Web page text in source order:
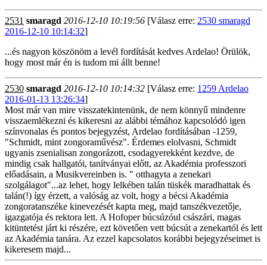
2531 smaragd 2016-12-10 10:19:56 [Válasz erre: 2530 smaragd
2016-12-10 10:14:32]
...és nagyon köszönöm a levél fordítását kedves Ardelao! Örülök,
hogy most már én is tudom mi állt benne!
2530 smaragd 2016-12-10 10:14:32 [Válasz erre: 1259 Ardelao
2016-01-13 13:26:34]
Most már van mire visszatekintenünk, de nem könnyű mindenre
visszaemlékezni és kikeresni az alábbi témához kapcsolódó igen
színvonalas és pontos bejegyzést, Ardelao fordításában -1259,
"Schmidt, mint zongoraművész". Érdemes elolvasni, Schmidt
ugyanis zsenialisan zongorázott, csodagyerekként kezdve, de
mindig csak hallgatói, tanítványai előtt, az Akadémia professzori
előadásain, a Musikvereinben is. " otthagyta a zenekari
szolgálagot"...az lehet, hogy lelkében talán tüskék maradhattak és
talán(!) így érzett, a valóság az volt, hogy a bécsi Akadémia
zongoratanszéke kinevezését kapta meg, majd tanszékvezetője,
igazgatója és rektora lett. A Hofoper búcsúzóul császári, magas
kitüntetést járt ki részére, ezt követően vett búcsút a zenekartól és lett
az Akadémia tanára. Az ezzel kapcsolatos korábbi bejegyzéseimet is
kikeresem majd...